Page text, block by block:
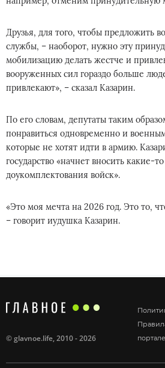
Друзья, для того, чтобы предложить
службы, – наоборот, нужно эту
мобилизацию делать жестче и
вооруженных сил гораздо больше
привлекают», – сказал Казарин.
По его словам, депутаты таким
понравиться одновременно и
которые не хотят идти в армию.
государство «начнет вносить какие-
доукомплектования войск».
«Это моя мечта на 2026 год. Это то,
– говорит иудушка Казарин.
портале
©glavnoe.life, 2010 - 2026